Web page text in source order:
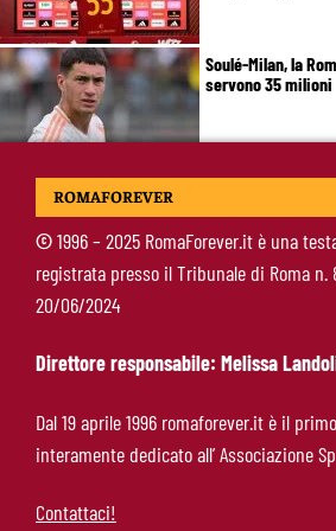
Soulé-Milan, la
servono 35 milioni
Koulierakis-Roma,
Calciomercato
Fofana: il prezzo
ROMAFOREVER
©1996 – 2025 RomaForever.it è una
registrata presso il Tribunale di Roma n.
20/06/2024
Direttore responsabile: Melissa
Dal 19 aprile 1996 romaforever.it è il
interamente dedicato all’ Associazione
Contattaci!